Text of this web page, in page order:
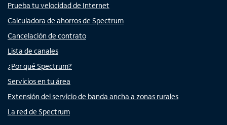
Prueba tu velocidad de Internet
Calculadora de ahorros de Spectrum
Cancelación de contrato
Lista de canales
¿Por qué Spectrum?
Servicios en tu área
Extensión del servicio de banda ancha a zonas rurales
La red de Spectrum